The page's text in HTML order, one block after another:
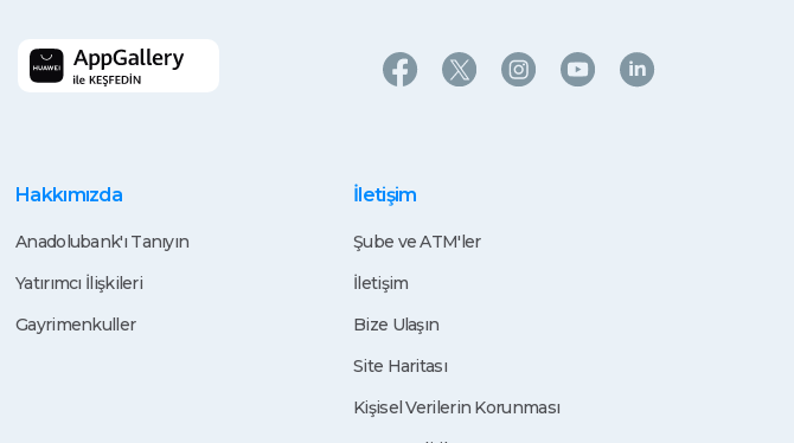
Hakkımızda
Anadolubank'ı Tanıyın
Yatırımcı İlişkileri
Gayrimenkuller
İletişim
Şube ve ATM'ler
İletişim
Bize Ulaşın
Site Haritası
Kişisel Verilerin Korunması